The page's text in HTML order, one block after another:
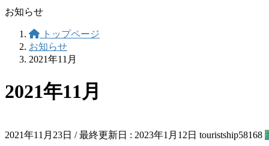
お知らせ
トップページ
お知らせ
2021年11月
2021年11月
2021年11月23日 / 最終更新日 : 2023年1月12日 touristship58168